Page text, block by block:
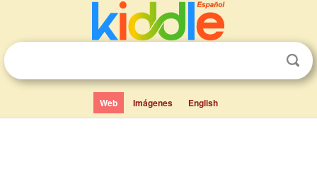
Web Imágenes English